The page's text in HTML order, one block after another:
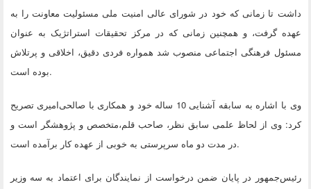
داشت تا زمانی که خود در شورای عالی امنیت ملی مسئولیت معاونت را به
عهده گرفت، و همچنین زمانی که در مرکز تحقیقات استراتژیک به عنوان
مسئول فرهنگی اجتماعی منصوب شد همواره فردی دقیق، اخلاقی و پرتلاش
بوده است.
وی با اشاره به سابقه آشنایی 10 ساله خود و همکاری با صالحی‌امیری تصریح
کرد: وی از لحاظ علمی سابق نظر،‌ صاحب قلم،‌متخصص و پژوهشگر است و
در مدت دو ماه سرپرستی به خوبی از عهده کار برآمده است.
رئیس‌جمهور در پایان ضمن درخواست از نمایندگان برای اعتماد به سه وزیر